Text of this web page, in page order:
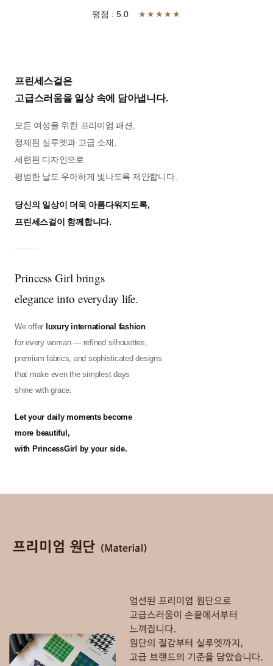
평점 : 5.0 ★★★★★
프린세스걸은
고급스러움을 일상 속에 담아냅니다.
모든 여성을 위한 프리미엄 패션,
정제된 실루엣과 고급 소재,
세련된 디자인으로
평범한 날도 우아하게 빛나도록 제안합니다.
당신의 일상이 더욱 아름다워지도록,
프린세스걸이 함께합니다.
Princess Girl brings
elegance into everyday life.
We offer luxury international fashion
for every woman — refined silhouettes,
premium fabrics, and sophisticated designs
that make even the simplest days
shine with grace.
Let your daily moments become
more beautiful,
with PrincessGirl by your side.